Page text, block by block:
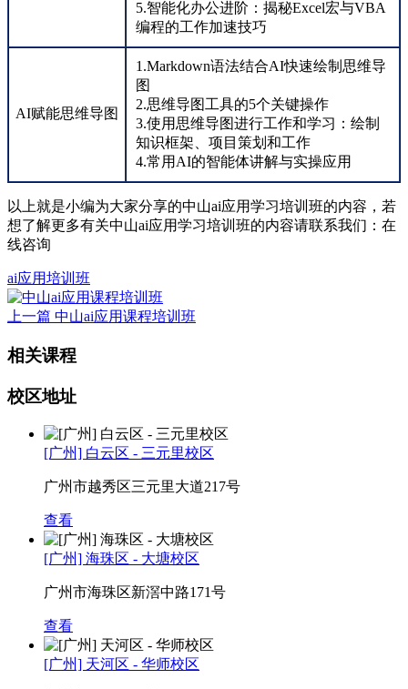
5.智能化办公进阶：揭秘Excel宏与VBA
编程的工作加速技巧
AI赋能思维导图
1.Markdown语法结合AI快速绘制思维导
图
2.思维导图工具的5个关键操作
3.使用思维导图进行工作和学习：绘制
知识框架、项目策划和工作
4.常用AI的智能体讲解与实操应用
以上就是小编为大家分享的中山ai应用学习培训班的内容，若
想了解更多有关中山ai应用学习培训班的内容请联系我们： 在
线咨询
ai应用培训班
上一篇 中山ai应用课程培训班
相关课程
校区地址
[广州] 白云区 - 三元里校区
广州市越秀区三元里大道217号
查看
[广州] 海珠区 - 大塘校区
广州市海珠区新滘中路171号
查看
[广州] 天河区 - 华师校区